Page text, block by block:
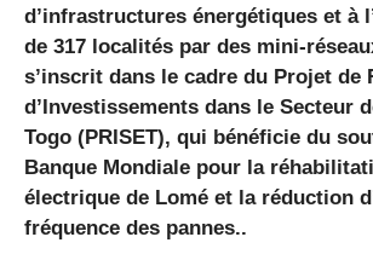
d’infrastructures énergétiques et à
de 317 localités par des mini-
s’inscrit dans le cadre du Projet de
d’Investissements dans le Secteur
Togo (PRISET), qui bénéficie du
Banque Mondiale pour la
électrique de Lomé et la réduction
fréquence des pannes..